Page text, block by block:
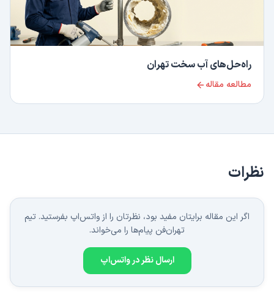
راه‌حل‌های آب سخت تهران
مطالعه مقاله
نظرات
اگر این مقاله برایتان مفید بود، نظرتان را از واتس‌اپ بفرستید. تیم
تهران‌فن پیام‌ها را می‌خواند.
ارسال نظر در واتس‌اپ